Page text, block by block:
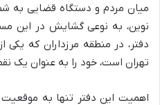
میان مردم و دستگاه قضایی به
نوین، به نوعی گشایش در این
دفتر، در منطقه مرزداران که یکی
تهران است، خود را به عنوان یک
اهمیت این دفتر تنها به